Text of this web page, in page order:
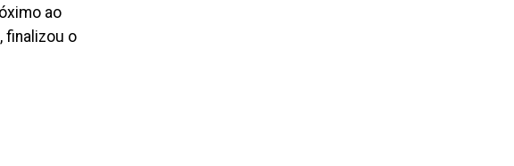
ao
finalizou o